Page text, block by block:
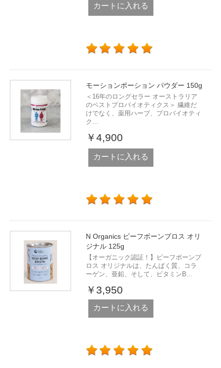
カートに入れる
モーションポーション パウダー 150g
＜16年のロングセラー オーストラリア
のベストプロバイオティクス＞ 繊維だ
けでなく、薬用ハーブ、プロバイオティ
ク...
￥4,900
カートに入れる
N Organics ビーフボーンブロス オリ
ジナル 125g
【オーガニック認証！】ビーフボーンブ
ロス オリジナルは、たんぱく質、コラ
ーゲン、亜鉛、そして、ビタミンB...
￥3,950
カートに入れる